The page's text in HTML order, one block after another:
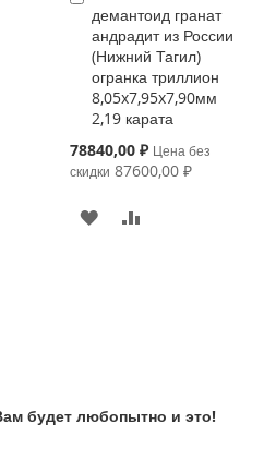
демантоид гранат
андрадит из России
(Нижний Тагил)
огранка триллион
8,05x7,95x7,90мм
2,19 карата
Special
78840,00 ₽ Цена без
скидки 87600,00 ₽
В
будет любопытно и это!